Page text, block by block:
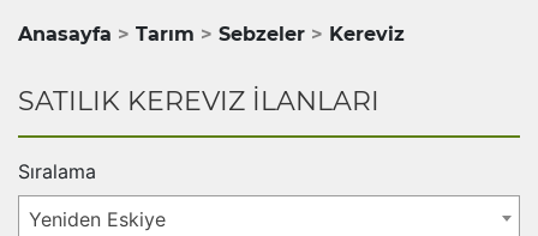
Anasayfa Tarım Sebzeler Kereviz
SATILIK KEREVIZ İLANLARI
Sıralama
Yeniden Eskiye